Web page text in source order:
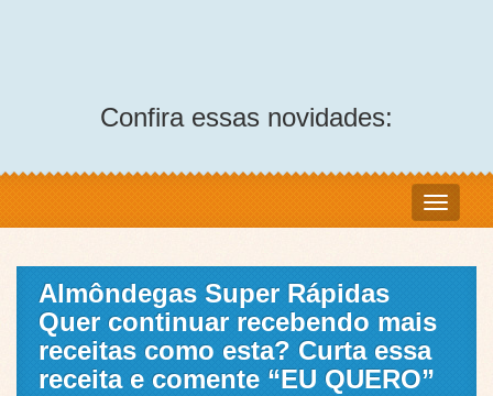
Confira essas novidades:
Almôndegas Super Rápidas
Quer continuar recebendo mais
receitas como esta? Curta essa
receita e comente “EU QUERO”